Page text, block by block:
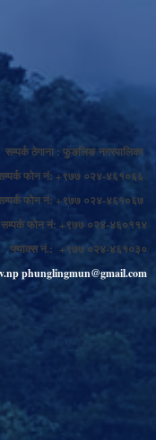
सम्पर्क ठेगाना : फुङलिङ नगरपालिका
फोन नं: +९७७ ०२४-४६१०६६
फोन नं: +९७७ ०२४-४६१०६७
सम्पर्क फोन नं: +९७७ ०२४-४६०११४
फ्याक्स नं.: +९७७ ०२४-४६१०३०
phunglingmun@gmail.com